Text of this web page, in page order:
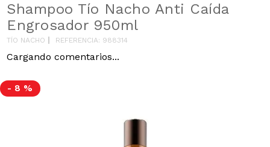
Shampoo Tío Nacho Anti Caída
Engrosador 950ml
TÍO NACHO REFERENCIA: 988314
Cargando comentarios...
- 8 %